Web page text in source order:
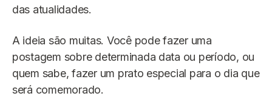
das atualidades.
A ideia são muitas. Você pode fazer uma
postagem sobre determinada data ou período, ou
quem sabe, fazer um prato especial para o dia que
será comemorado.